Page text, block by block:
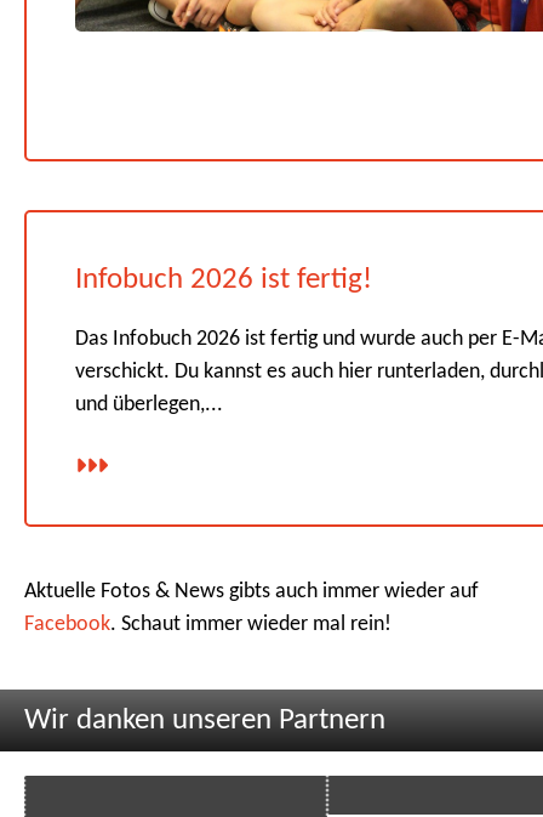
Infobuch 2026 ist fertig!
Das Infobuch 2026 ist fertig und wurde auch per E-
verschickt. Du kannst es auch hier runterladen,
und überlegen,...
Aktuelle Fotos & News gibts auch immer wieder auf
Facebook. Schaut immer wieder mal rein!
Wir danken unseren Partnern